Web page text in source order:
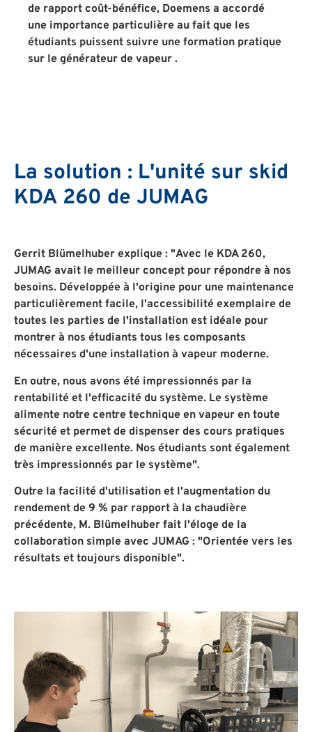
de rapport coût-bénéfice, Doemens a accordé
une importance particulière au fait que les
étudiants puissent suivre une formation pratique
sur le générateur de vapeur .
La solution : L'unité sur skid
KDA 260 de JUMAG
Gerrit Blümelhuber explique : "Avec le KDA 260,
JUMAG avait le meilleur concept pour répondre à nos
besoins. Développée à l'origine pour une maintenance
particulièrement facile, l'accessibilité exemplaire de
toutes les parties de l'installation est idéale pour
montrer à nos étudiants tous les composants
nécessaires d'une installation à vapeur moderne.
En outre, nous avons été impressionnés par la
rentabilité et l'efficacité du système. Le système
alimente notre centre technique en vapeur en toute
sécurité et permet de dispenser des cours pratiques
de manière excellente. Nos étudiants sont également
très impressionnés par le système".
Outre la facilité d'utilisation et l'augmentation du
rendement de 9 % par rapport à la chaudière
précédente, M. Blümelhuber fait l'éloge de la
collaboration simple avec JUMAG : "Orientée vers les
résultats et toujours disponible".